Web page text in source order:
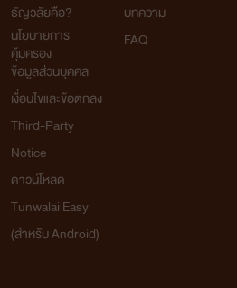
ธัญวลัยคือ?
นโยบายการ
คุ้มครอง
ข้อมูลส่วนบุคคล
เงื่อนไขและข้อตกลง
Third-Party
Notice
ดาวน์โหลด
Tunwalai Easy
(สำหรับ Android)
บทความ
FAQ